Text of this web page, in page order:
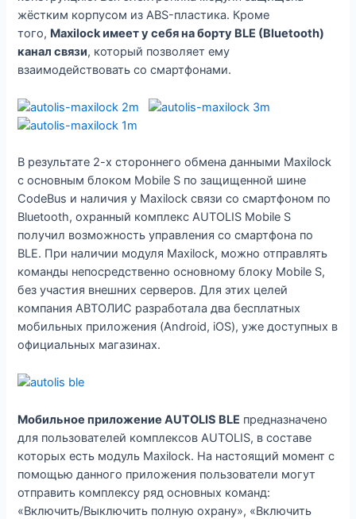
жёстким корпусом из ABS-пластика. Кроме
того, Maxilock имеет у себя на борту BLE (Bluetooth)
канал связи, который позволяет ему
взаимодействовать со смартфонами.
В результате 2-х стороннего обмена данными Maxilock
с основным блоком Mobile S по защищенной шине
CodeBus и наличия у Maxilock связи со смартфоном по
Bluetooth, охранный комплекс AUTOLIS Mobile S
получил возможность управления со смартфона по
BLE. При наличии модуля Maxilock, можно отправлять
команды непосредственно основному блоку Mobile S,
без участия внешних серверов. Для этих целей
компания АВТОЛИС разработала два бесплатных
мобильных приложения (Android, iOS), уже доступных в
официальных магазинах.
Мобильное приложение AUTOLIS BLE предназначено
для пользователей комплексов AUTOLIS, в составе
которых есть модуль Maxilock. На настоящий момент с
помощью данного приложения пользователи могут
отправить комплексу ряд основных команд:
«Включить/Выключить полную охрану», «Включить